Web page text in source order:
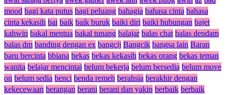
mood bagi kata putus bagi peluang bahagia bahasa cinta bahasa
cinta kekasih bai baik baik buruk baiki diri baiki hubungan bajet
kahwin bakal mentua bakal tunang balajar balas chat balas dendam
balas dm banding dengan ex bangcij Bangcik bangsa lain Baran
baru bercinta bbiana bekas bekas kekasih bekas orang bekas teman
wanita belajar mencintai belum bekerja belum bersedia belum move
on belum sedia benci benda remeh berahsia berakhir dengan
kekecewaan berangan berani berani dan yakin berbaik berbaik